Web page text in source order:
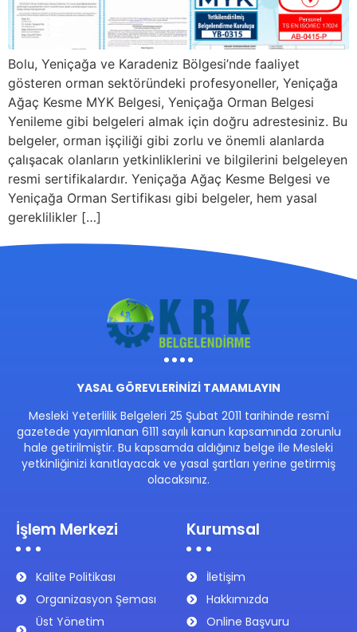
Bolu, Yeniçağa ve Karadeniz Bölgesi’nde faaliyet
gösteren orman sektöründeki profesyoneller, Yeniçağa
Ağaç Kesme MYK Belgesi, Yeniçağa Orman Belgesi
Yenileme gibi belgeleri almak için doğru adrestesiniz. Bu
belgeler, orman işçiliği gibi zorlu ve önemli alanlarda
çalışacak olanların yetkinliklerini ve bilgilerini belgeleyen
resmi sertifikalardır. Yeniçağa Ağaç Kesme Belgesi ve
Yeniçağa Orman Sertifikası gibi belgeler, hem yasal
gereklilikler […]
YASAL GÖREVLERİNİZİ TAMAMLAYIN
Mesleki Yeterlilik Belgeleri 25 Şubat 2011 tarihinde resmî
gazetede yayımlanan 6111 sayılı kanun kapsamında zorunlu
hale getirilmiştir. Bu kapsamda aldığınız belge ile Mesleki
yetkinliğinizi kanıtlayacak ve yasal şartları yerine getirmiş
olacaksınız.
İşlem Merkezi
Kalite Politikası
Organizasyon Şeması
Üst Yönetim
Kurumsal
İletişim
Hakkımızda
Online Başvuru